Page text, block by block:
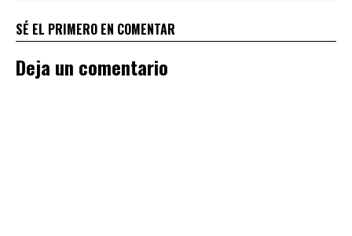
SÉ EL PRIMERO EN COMENTAR
Deja un comentario